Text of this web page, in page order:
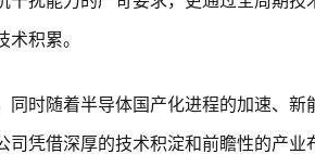
积累。
时随着半导体国产化进程的加速、新
凭借深厚的技术积淀和前瞻性的产业